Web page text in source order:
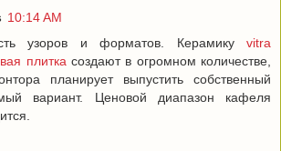
10:14 AM
узоров и форматов. Керамику vitra
плитка создают в огромном количестве,
планирует выпустить собственный
вариант. Ценовой диапазон кафеля